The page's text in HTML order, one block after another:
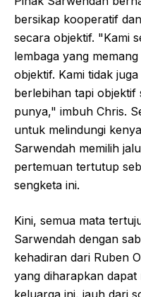
bersikap kooperatif
secara objektif. "Kami
lembaga yang
objektif. Kami tidak
berlebihan tapi objektif
punya," imbuh Chris.
untuk melindungi
Sarwendah memilih
pertemuan tertutup
sengketa ini.
Kini, semua mata
Sarwendah dengan
kehadiran dari Ruben
yang diharapkan
keluarga ini, jauh dari